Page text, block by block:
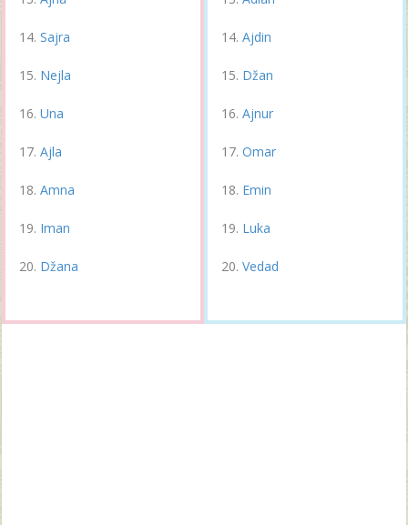
Sajra
Nejla
Una
Ajla
Amna
Iman
Džana
Ajdin
Džan
Ajnur
Omar
Emin
Luka
Vedad